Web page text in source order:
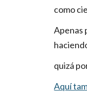
como
Apenas
quizá
Aquí